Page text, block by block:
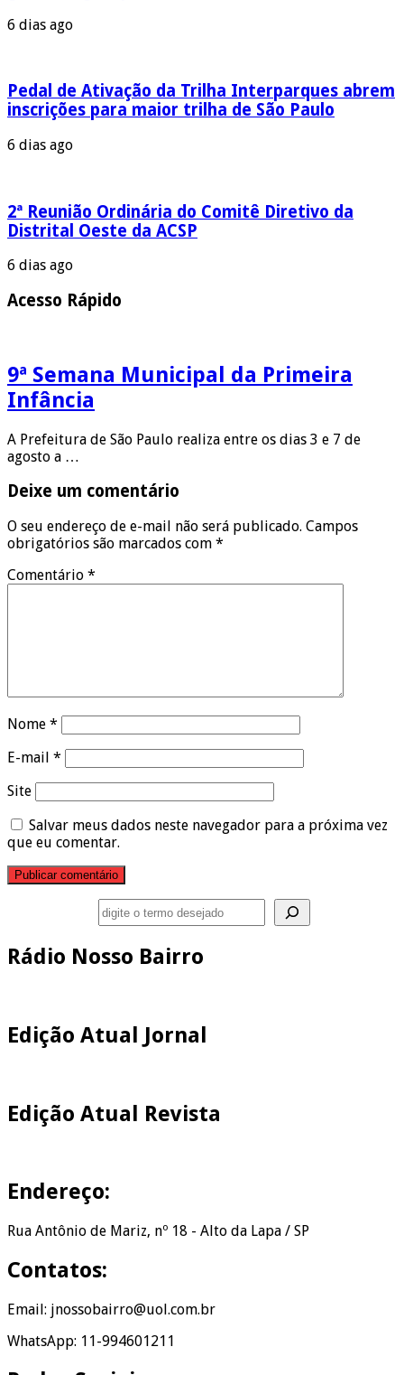
6 dias ago
Pedal de Ativação da Trilha Interparques abrem
inscrições para maior trilha de São Paulo
6 dias ago
2ª Reunião Ordinária do Comitê Diretivo da
Distrital Oeste da ACSP
6 dias ago
Acesso Rápido
9ª Semana Municipal da Primeira
Infância
A Prefeitura de São Paulo realiza entre os dias 3 e 7 de
agosto a …
Deixe um comentário
O seu endereço de e-mail não será publicado. Campos
obrigatórios são marcados com *
Comentário *
Nome *
E-mail *
Site
Salvar meus dados neste navegador para a próxima vez
que eu comentar.
Rádio Nosso Bairro
Edição Atual Jornal
Edição Atual Revista
Endereço:
Rua Antônio de Mariz, nº 18 - Alto da Lapa / SP
Contatos:
Email: jnossobairro@uol.com.br
WhatsApp: 11-994601211